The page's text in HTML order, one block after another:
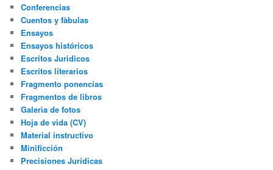
Conferencias
Cuentos y fàbulas
Ensayos
Ensayos históricos
Escritos Jurìdicos
Escritos literarios
Fragmento ponencias
Fragmentos de libros
Galerìa de fotos
Hoja de vida (CV)
Material instructivo
Minificción
Precisiones Jurídicas